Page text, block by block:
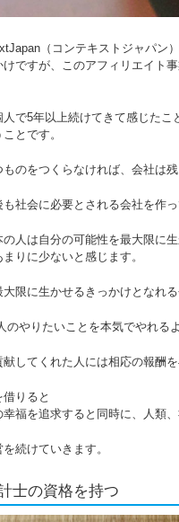
（コンテキストジャパン
ですが、このアフィリエイト
で5年以上続けてきて感じた
とです。
のをつくらなければ、会社は
社会に必要とされる会社を作
人は自分の可能性を最大限に
りに少ないと感じます。
限に生かせるきっかけとなれる
のやりたいことを本気でやれる
してくれた人には相応の報酬
りると
幸福を追求すると同時に、人類
続けていきます。
士の資格を持つ